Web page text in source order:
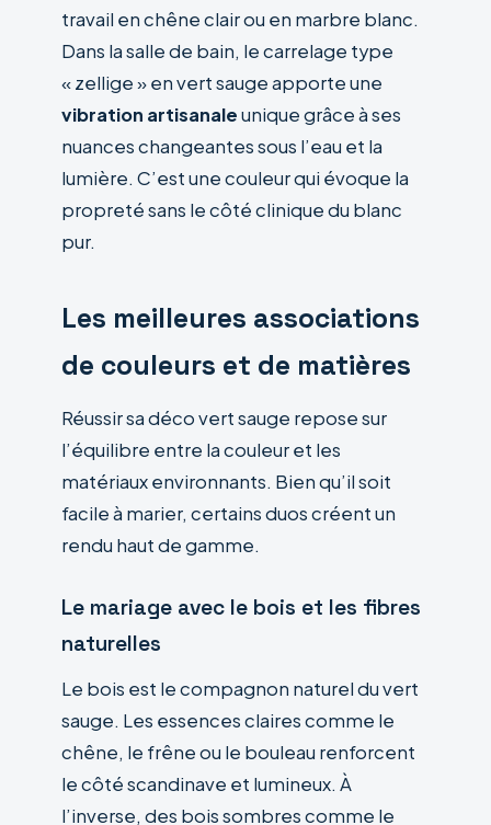
travail en chêne clair ou en marbre blanc.
Dans la salle de bain, le carrelage type
« zellige » en vert sauge apporte une
vibration artisanaleunique grâce à ses
nuances changeantes sous l’eau et la
lumière. C’est une couleur qui évoque la
propreté sans le côté clinique du blanc
pur.
Les meilleures associations
de couleurs et de matières
Réussir sa déco vert sauge repose sur
l’équilibre entre la couleur et les
matériaux environnants. Bien qu’il soit
facile à marier, certains duos créent un
rendu haut de gamme.
Le mariage avec le bois et les fibres
naturelles
Le bois est le compagnon naturel du vert
sauge. Les essences claires comme le
chêne, le frêne ou le bouleau renforcent
le côté scandinave et lumineux. À
l’inverse, des bois sombres comme le